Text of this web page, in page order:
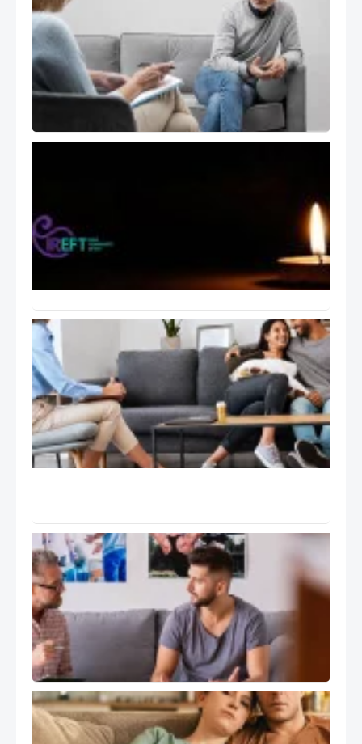
درمانگر در
اتاق درمان
( The Self
of the
Therapist
)
ایران
بابت
اتفاقات
ایران
راهنمای
عملی
جلسات
درمان
هیجان
مدار
EFT:
تانگو
Tango
سوپرویژن
و رشد
حرفه ای
درمانگر
هیجان
مدار EFT
کاربرد
درمان
هیجان